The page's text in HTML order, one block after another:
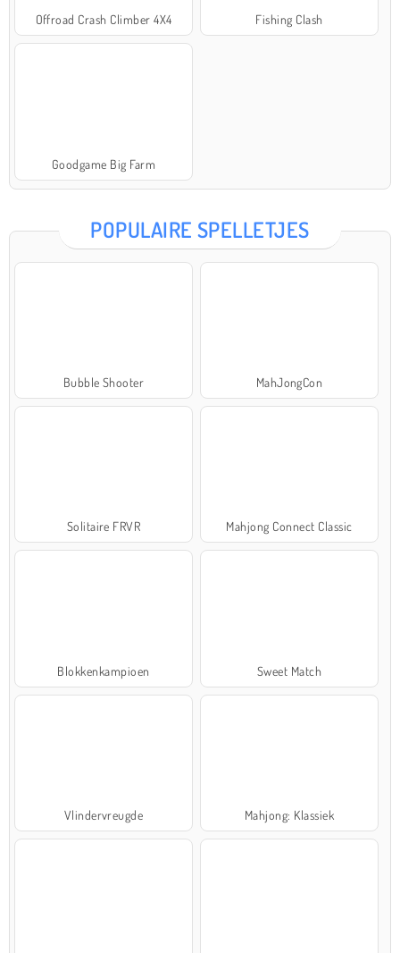
Offroad Crash Climber 4X4 Fishing Clash
Goodgame Big Farm
POPULAIRE SPELLETJES
Bubble Shooter MahJongCon
Solitaire FRVR Mahjong Connect Classic
Blokkenkampioen Sweet Match
Vlindervreugde Mahjong: Klassiek